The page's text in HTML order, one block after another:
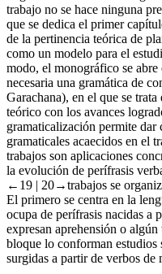
trabajo no se hace ninguna
que se dedica el primer
de la pertinencia teórica de
como un modelo para el
modo, el monográfico se
necesaria una gramática de
Garachana), en el que se
teórico con los avances
gramaticalización permite dar
gramaticales acaecidos en el
trabajos son aplicaciones
la evolución de perífrasis
←19 | 20→trabajos se
El primero se centra en la
ocupa de perífrasis nacidas a
expresan aprehensión o
bloque lo conforman estudios
surgidas a partir de verbos de